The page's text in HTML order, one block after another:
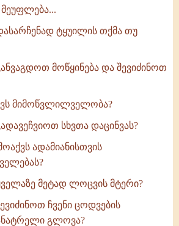
ტყუილის თქმა თუ
მოწყინება და შევიძინოთ
მიმოწვლილველობა?
სხვთა დაცინვას?
ადამიანისთვის
მეტად ლოცვის მტერი?
ჩვენი ცოდვების
გლოვა?